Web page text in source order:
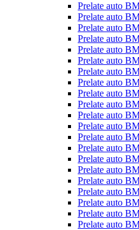
Prelate auto
Prelate auto
Prelate auto
Prelate auto
Prelate auto
Prelate auto
Prelate auto
Prelate auto
Prelate auto
Prelate auto
Prelate auto
Prelate auto
Prelate auto
Prelate auto
Prelate auto
Prelate auto
Prelate auto
Prelate auto
Prelate auto
Prelate auto
Prelate auto